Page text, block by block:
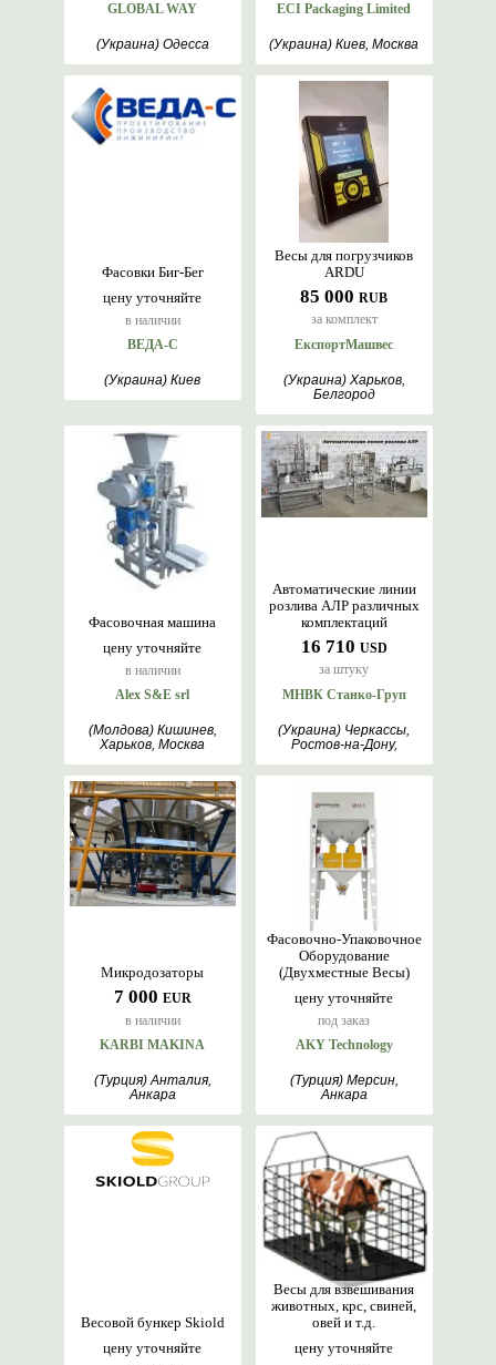
GLOBAL WAY
(Украина) Одесса
ECI Packaging Limited
(Украина) Киев, Москва
цену уточняйте
в наличии
Фасовки Биг-Бег
ВЕДА-С
(Украина) Киев
85 000 RUB
за комплект
Весы для погрузчиков
ARDU
ЕкспортМашвес
(Украина) Харьков,
Белгород
цену уточняйте
в наличии
Фасовочная машина
Alex S&E srl
(Молдова) Кишинев,
Харьков, Москва
16 710 USD
за штуку
Автоматические линии
розлива АЛР различных
комплектаций
МНВК Станко-Груп
(Украина) Черкассы,
Ростов-на-Дону,
7 000 EUR
в наличии
Микродозаторы
KARBI MAKINA
(Турция) Анталия,
Анкара
цену уточняйте
под заказ
Фасовочно-Упаковочное
Оборудование
(Двухместные Весы)
AKY Technology
(Турция) Мерсин,
Анкара
цену уточняйте
Весовой бункер Skiold
цену уточняйте
Весы для взвешивания
животных, крс, свиней,
овей и т.д.